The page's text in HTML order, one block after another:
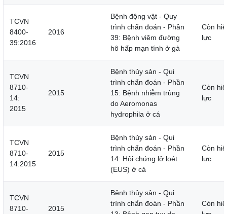
TCVN
8400-
39:2016
2016
Bệnh động vật - Quy
trình chẩn đoán - Phần
39: Bệnh viêm đường
hô hấp mạn tính ở gà
Còn
lực
TCVN
8710-
14:
2015
2015
Bệnh thủy sản - Qui
trình chẩn đoán - Phần
15: Bệnh nhiễm trùng
do Aeromonas
hydrophila ở cá
Còn
lực
TCVN
8710-
14:2015
2015
Bệnh thủy sản - Qui
trình chẩn đoán - Phần
14: Hội chứng lở loét
(EUS) ở cá
Còn
lực
TCVN
8710-
2015
Bệnh thủy sản - Qui
trình chẩn đoán - Phần
Còn